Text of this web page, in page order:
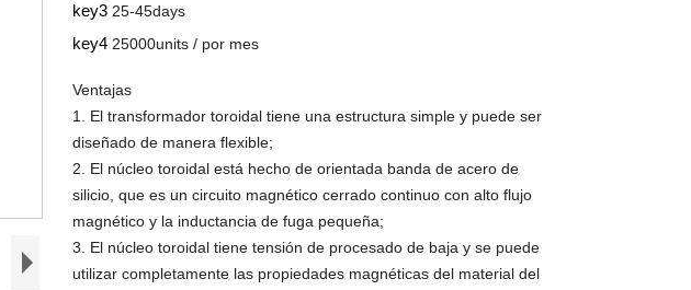
key325-45days
key425000units / por mes
Ventajas
1. El transformador toroidal tiene una estructura simple y puede ser
diseñado de manera flexible;
2. El núcleo toroidal está hecho de orientada banda de acero de
silicio, que es un circuito magnético cerrado continuo con alto flujo
magnético y la inductancia de fuga pequeña;
3. El núcleo toroidal tiene tensión de procesado de baja y se puede
utilizar completamente las propiedades magnéticas del material del